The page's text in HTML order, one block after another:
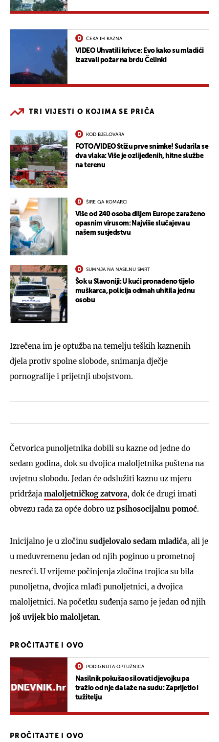
ČEKA IH KAZNA
VIDEO Uhvatili krivce: Evo kako su mladići
izazvali požar na brdu Čelinki
TRI VIJESTI O KOJIMA SE PRIČA
KOD BJELOVARA
FOTO/VIDEO Stižu prve snimke! Sudarila se
dva vlaka: Više je ozlijeđenih, hitne službe
na terenu
ŠIRE GA KOMARCI
Više od 240 osoba diljem Europe zaraženo
opasnim virusom: Najviše slučajeva u
našem susjedstvu
SUMNJA NA NASILNU SMRT
Šok u Slavoniji: U kući pronađeno tijelo
muškarca, policija odmah uhitila jednu
osobu
Izrečena im je optužba na temelju teških kaznenih
djela protiv spolne slobode, snimanja dječje
pornografije i prijetnji ubojstvom.
Četvorica punoljetnika dobili su kazne od jedne do
sedam godina, dok su dvojica maloljetnika puštena na
uvjetnu slobodu. Jedan će odslužiti kaznu uz mjeru
pridržaja maloljetničkog zatvora, dok će drugi imati
obvezu rada za opće dobro uz psihosocijalnu pomoć.
Inicijalno je u zločinu sudjelovalo sedam mladića, ali je
u međuvremenu jedan od njih poginuo u prometnoj
nesreći. U vrijeme počinjenja zločina trojica su bila
punoljetna, dvojica mlađi punoljetnici, a dvojica
maloljetnici. Na početku suđenja samo je jedan od njih
još uvijek bio maloljetan.
PROČITAJTE I OVO
PODIGNUTA OPTUŽNICA
Nasilnik pokušao silovati djevojku pa
tražio od nje da laže na sudu: Zaprijetio i
tužitelju
PROČITAJTE I OVO